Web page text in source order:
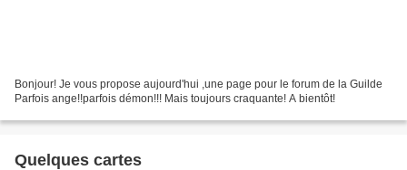
Bonjour! Je vous propose aujourd'hui ,une page pour le forum de la Guilde
Parfois ange!!parfois démon!!! Mais toujours craquante! A bientôt!
Quelques cartes